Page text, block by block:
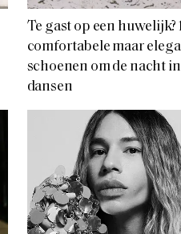
Te gast op een huwelijk?
comfortabele maar
schoenen om de nacht
dansen